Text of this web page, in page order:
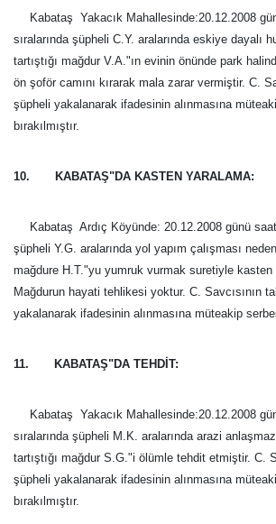
Kabataş  Yakacık Mahallesinde:20.12.2008
sıralarında şüpheli C.Y. aralarında eskiye dayalı
tartıştığı mağdur V.A."ın evinin önünde park
ön şoför camını kırarak mala zarar vermiştir. C.
şüpheli yakalanarak ifadesinin alınmasına
bırakılmıştır.
10. KABATAŞ"DA KASTEN YARALAMA:
Kabataş  Ardıç Köyünde: 20.12.2008 günü
şüpheli Y.G. aralarında yol yapım çalışması
mağdure H.T."yu yumruk vurmak suretiyle kasten
Mağdurun hayati tehlikesi yoktur. C. Savcısının
yakalanarak ifadesinin alınmasına müteakip
11. KABATAŞ"DA TEHDİT:
Kabataş  Yakacık Mahallesinde:20.12.2008
sıralarında şüpheli M.K. aralarında arazi
tartıştığı mağdur S.G."i ölümle tehdit etmiştir. C.
şüpheli yakalanarak ifadesinin alınmasına
bırakılmıştır.